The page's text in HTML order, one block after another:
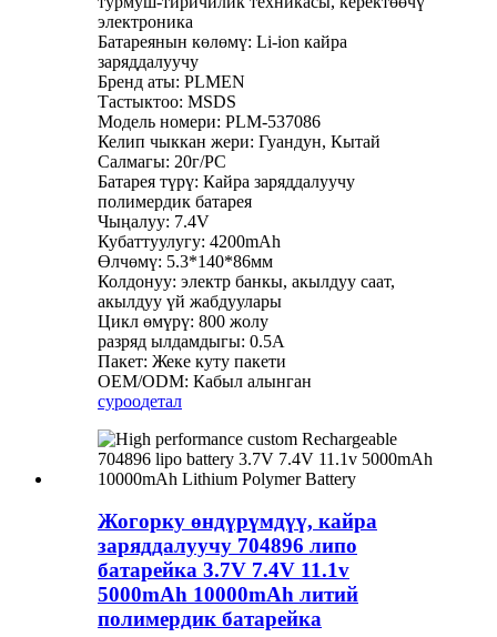
электроника
Батареянын көлөмү: Li-ion кайра
заряддалуучу
Бренд аты: PLMEN
Тастыктоо: MSDS
Модель номери: PLM-537086
Келип чыккан жери: Гуандун, Кытай
Салмагы: 20г/PC
Батарея түрү: Кайра заряддалуучу
полимердик батарея
Чыңалуу: 7.4V
Кубаттуулугу: 4200mAh
Өлчөмү: 5.3*140*86мм
Колдонуу: электр банкы, акылдуу саат,
акылдуу үй жабдуулары
Цикл өмүрү: 800 жолу
разряд ылдамдыгы: 0.5A
Пакет: Жеке куту пакети
OEM/ODM: Кабыл алынган
суроодетал
Жогорку өндүрүмдүү, кайра
заряддалуучу 704896 липо
батарейка 3.7V 7.4V 11.1v
5000mAh 10000mAh литий
полимердик батарейка